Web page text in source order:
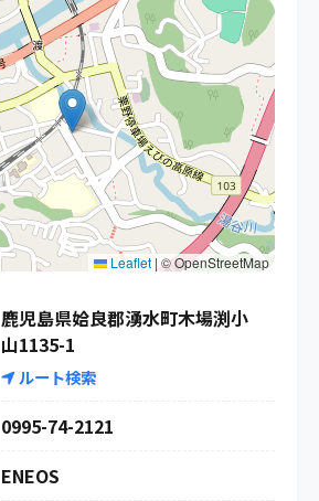
Leaflet | © OpenStreetMap
鹿児島県姶良郡湧水町木場渕小
山1135-1
ルート検索
0995-74-2121
ENEOS